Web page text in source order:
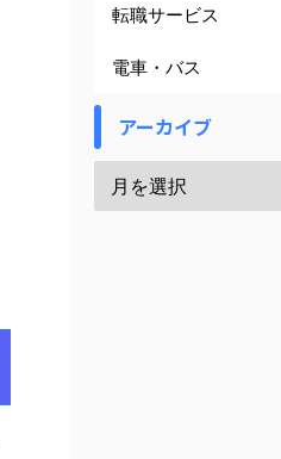
転職サービス
電車・バス
アーカイブ